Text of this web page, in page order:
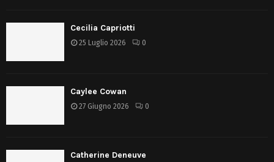
Cecilia Capriotti
25 Luglio 2026 0
Caylee Cowan
27 Giugno 2026 0
Catherine Deneuve